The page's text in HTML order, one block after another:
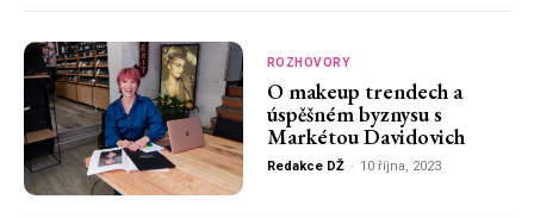
ROZHOVORY
O makeup trendech a
úspěšném byznysu s
Markétou Davidovich
Redakce DŽ - 10 října, 2023